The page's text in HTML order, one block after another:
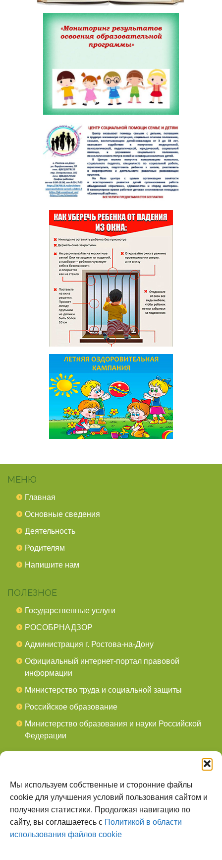
Мы используем собственные и сторонние файлы
cookie для улучшения условий пользования сайтом и
получения статистики. Продолжая навигацию по
сайту, вы соглашаетесь с Политикой в области
использования файлов cookie
МЕНЮ
Главная
Основные сведения
Деятельность
Родителям
Напишите нам
ПОЛЕЗНОЕ
Государственные услуги
РОСОБРНАДЗОР
Администрация г. Ростова-на-Дону
Официальный интернет-портал правовой
информации
Министерство труда и социальной защиты
Российское образование
Министерство образования и науки Российской
Федерации
мы в Контакте
О НАС